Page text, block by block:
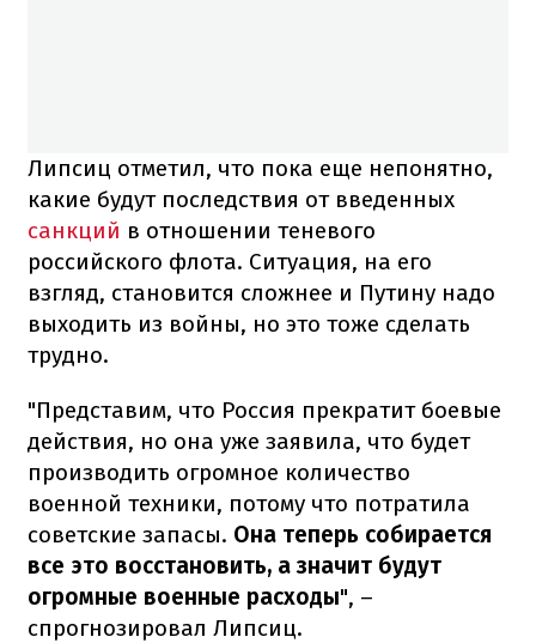
Липсиц отметил, что пока еще непонятно,
какие будут последствия от введенных
санкций в отношении теневого
российского флота. Ситуация, на его
взгляд, становится сложнее и Путину надо
выходить из войны, но это тоже сделать
трудно.
"Представим, что Россия прекратит боевые
действия, но она уже заявила, что будет
производить огромное количество
военной техники, потому что потратила
советские запасы. Она теперь собирается
все это восстановить, а значит будут
огромные военные расходы", –
спрогнозировал Липсиц.